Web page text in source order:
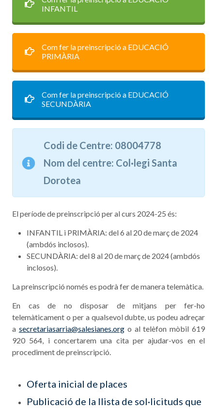
INFANTIL
Com fer la preinscripció a EDUCACIÓ
PRIMÀRIA
Com fer la preinscripció a EDUCACIÓ
SECUNDÀRIA
Codi de Centre: 08004778
Nom del centre: Col·legi Santa
Dorotea
El període de preinscripció per al curs 2024-25 és:
INFANTIL i PRIMÀRIA: del 6 al 20 de març de 2024
(ambdós inclosos).
SECUNDÀRIA: del 8 al 20 de març de 2024 (ambdós
inclosos).
La preinscripció només es podrà fer de manera telemàtica.
En cas de no disposar de mitjans per fer-ho
telemàticament o per a qualsevol dubte, us podeu adreçar
a secretariasarria@salesianes.orgo al telèfon mòbil 619
920 564, i concertarem una cita per ajudar-vos en el
procediment de preinscripció.
Oferta inicial de places
Publicació de la llista de sol·licituds que